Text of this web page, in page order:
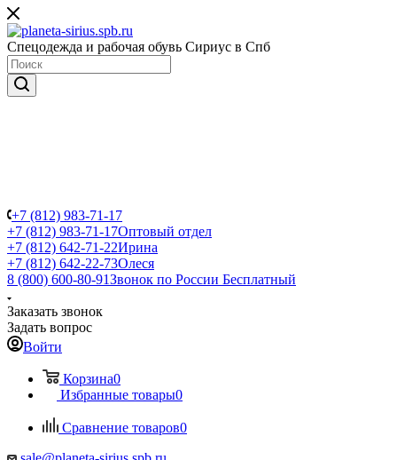
Спецодежда и рабочая обувь Сириус в Спб
+7 (812) 983-71-17
+7 (812) 983-71-17Оптовый отдел
+7 (812) 642-71-22Ирина
+7 (812) 642-22-73Олеся
8 (800) 600-80-91Звонок по России Бесплатный
Заказать звонок
Задать вопрос
Войти
Корзина0
Избранные товары0
Сравнение товаров0